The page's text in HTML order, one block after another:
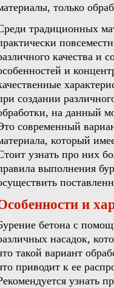
только
традиционных
качества и
и
создании
на данный
современный
который
узнать про них
выполнения
и
бетона с
насадок,
такой вариант
приводит к ее
узнать